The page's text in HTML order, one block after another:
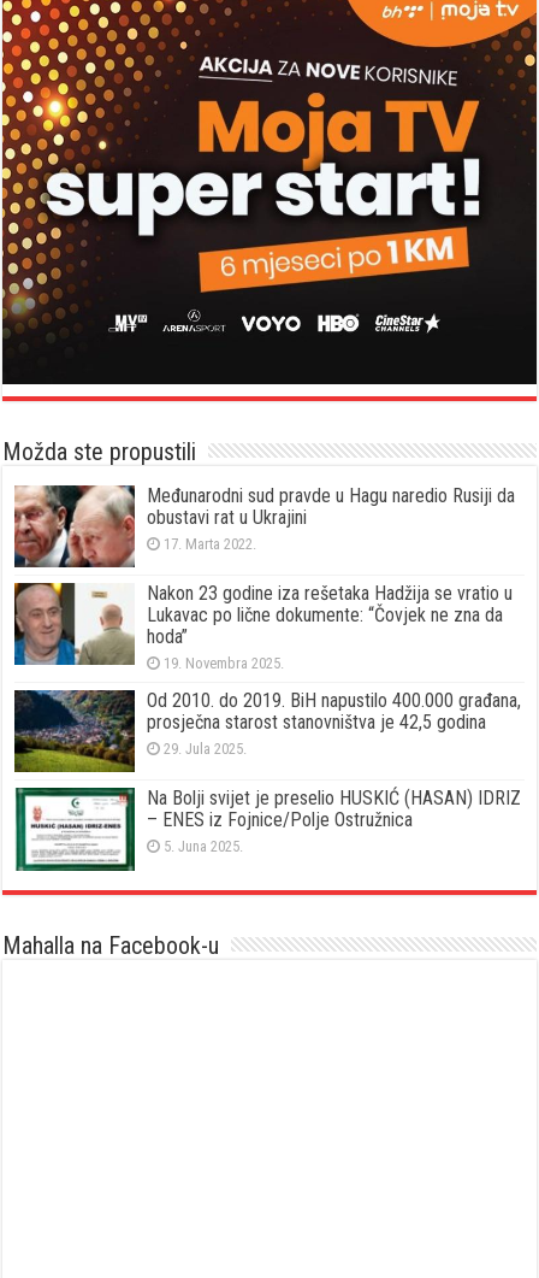
Možda ste propustili
Međunarodni sud pravde u Hagu naredio Rusiji da
obustavi rat u Ukrajini
17. Marta 2022.
Nakon 23 godine iza rešetaka Hadžija se vratio u
Lukavac po lične dokumente: “Čovjek ne zna da
hoda”
19. Novembra 2025.
Od 2010. do 2019. BiH napustilo 400.000 građana,
prosječna starost stanovništva je 42,5 godina
29. Jula 2025.
Na Bolji svijet je preselio HUSKIĆ (HASAN) IDRIZ
– ENES iz Fojnice/Polje Ostružnica
5. Juna 2025.
Mahalla na Facebook-u